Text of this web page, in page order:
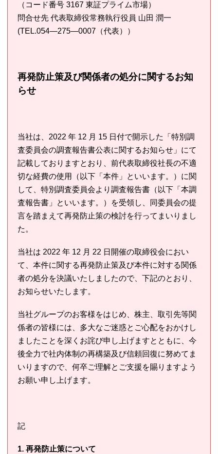
（コード番号 3167 東証プライム市場）
問合せ先 代表取締役常務執行役員 山田 潤一
(TEL.054―275―0007（代表））
再発防止策及び関係者の処分に関するお知
らせ
当社は、2022 年 12 月 15 日付で開示した「特別調
査委員会の調査報告書公表に関するお知らせ」にて
記載しておりますとおり、前代表取締役社長の不適
切な経費の使用（以下「本件」といいます。）に関
して、特別調査委員会より調査報告書（以下「本調
査報告書」といいます。）を受領し、同委員会の提
言を踏まえて再発防止策の検討を行ってまいりまし
た。
当社は 2022 年 12 月 22 日開催の取締役会におい
て、本件に関する再発防止策及び本件に対する関係
者の処分を決議いたしましたので、下記のとおり、
お知らせいたします。
当社グループのお客様をはじめ、株主、取引先等関
係者の皆様には、多大なご迷惑とご心配をおかけし
ましたことを深くお詫び申し上げますとともに、今
後全力で社内体制の再構築及び信頼回復に努めてま
いりますので、何卒ご理解とご支援を賜りますよう
お願い申し上げます。
記
1. 再発防止策について